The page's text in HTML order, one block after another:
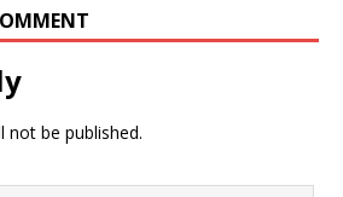
印
参
同
坦
导
not be published.